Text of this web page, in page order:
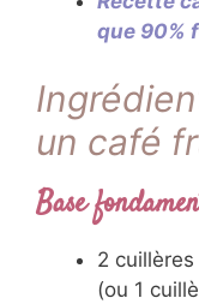
Recette
variantes
que 90%
pour un
réussi